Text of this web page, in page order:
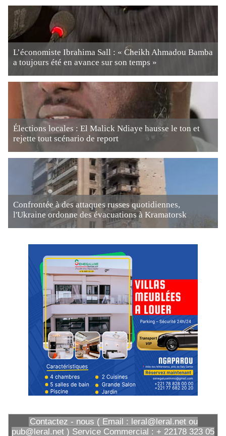
L’économiste Ibrahima Sall : « Cheikh Ahmadou Bamba
a toujours été en avance sur son temps »
Élections locales : El Malick Ndiaye hausse le ton et
rejette tout scénario de report
Confrontée à des attaques russes quotidiennes,
l'Ukraine ordonne des évacuations à Kramatorsk
Contactez - nous ( Email : leral@leral.net ou
pub@leral.net ) Service Commercial : + 22178 323 05